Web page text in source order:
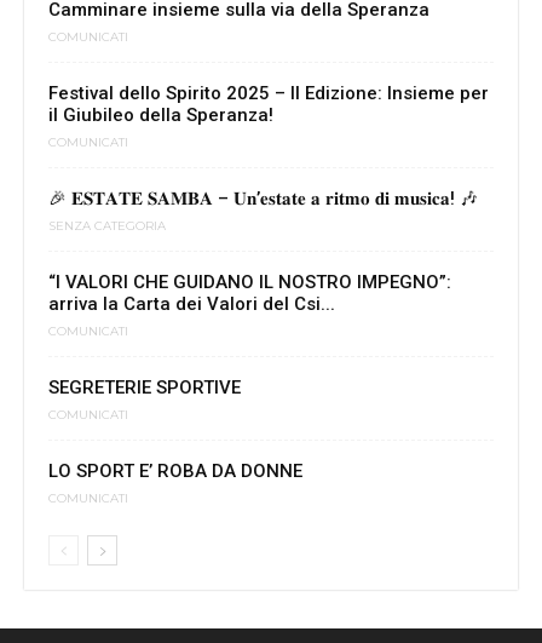
Camminare insieme sulla via della Speranza
COMUNICATI
Festival dello Spirito 2025 – II Edizione: Insieme per
il Giubileo della Speranza!
COMUNICATI
🎉 𝐄𝐒𝐓𝐀𝐓𝐄 𝐒𝐀𝐌𝐁𝐀 – 𝐔𝐧’𝐞𝐬𝐭𝐚𝐭𝐞 𝐚 𝐫𝐢𝐭𝐦𝐨 𝐝𝐢 𝐦𝐮𝐬𝐢𝐜𝐚! 🎶
SENZA CATEGORIA
“I VALORI CHE GUIDANO IL NOSTRO IMPEGNO”:
arriva la Carta dei Valori del Csi...
COMUNICATI
SEGRETERIE SPORTIVE
COMUNICATI
LO SPORT E’ ROBA DA DONNE
COMUNICATI